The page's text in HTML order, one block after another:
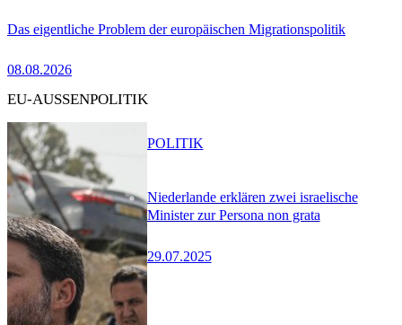
Das eigentliche Problem der europäischen Migrationspolitik
08.08.2026
EU-AUSSENPOLITIK
Niederlande erklären zwei israelische
Minister zur Persona non grata
29.07.2025
POLITIK